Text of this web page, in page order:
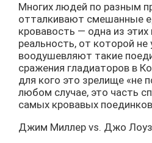
Многих людей по разным
отталкивают смешанные
кровавость — одна из этих
реальность, от которой не
воодушевляют такие
сражения гладиаторов в
для кого это зрелище «не
любом случае, это часть
самых кровавых
Джим Миллер vs. Джо